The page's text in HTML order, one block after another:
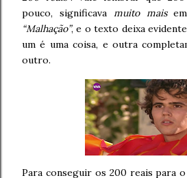
pouco, significava muito maisem
“Malhação”, e o texto deixa
um é uma coisa, e outra
outro.
Para conseguir os 200 reais para o